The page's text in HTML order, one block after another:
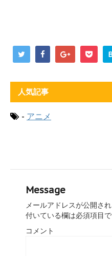
人気記事
- アニメ
Message
メールアドレスが公開さ
付いている欄は必須項目
コメント